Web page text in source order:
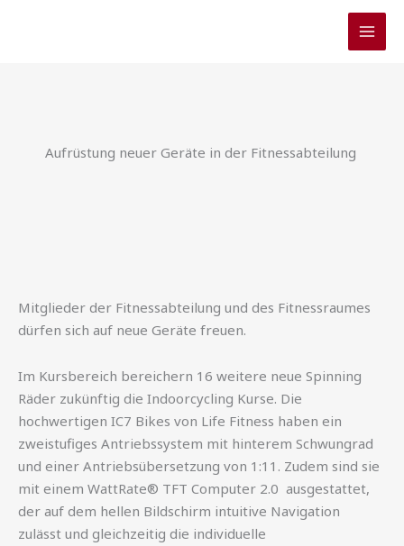
Aufrüstung neuer Geräte in der Fitnessabteilung
Mitglieder der Fitnessabteilung und des Fitnessraumes
dürfen sich auf neue Geräte freuen.
Im Kursbereich bereichern 16 weitere neue Spinning
Räder zukünftig die Indoorcycling Kurse. Die
hochwertigen IC7 Bikes von Life Fitness haben ein
zweistufiges Antriebssystem mit hinterem Schwungrad
und einer Antriebsübersetzung von 1:11. Zudem sind sie
mit einem WattRate® TFT Computer 2.0 ausgestattet,
der auf dem hellen Bildschirm intuitive Navigation
zulässt und gleichzeitig die individuelle